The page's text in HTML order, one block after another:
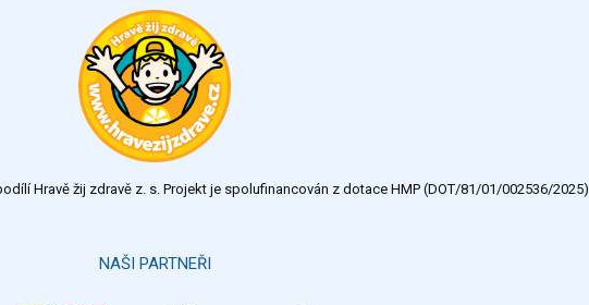
Hravě žij zdravě z. s. Projekt je spolufinancován z dotace HMP (DOT/81/01/002536/2025).
NAŠI PARTNEŘI